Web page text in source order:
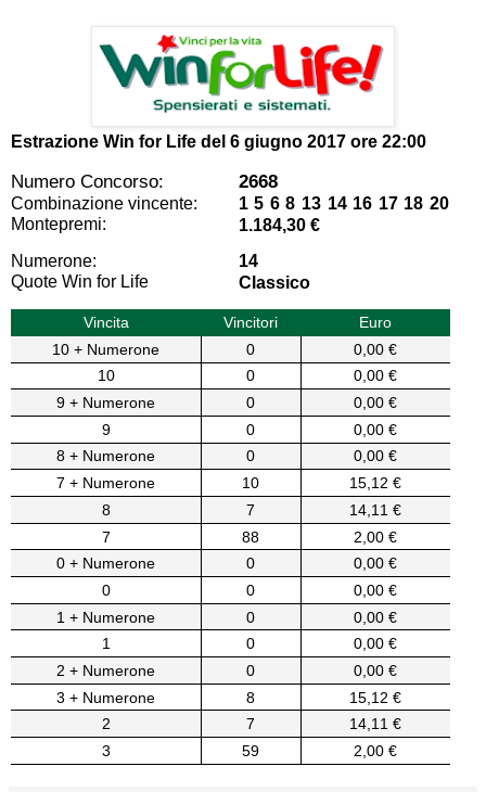
Estrazione Win for Life del 6 giugno 2017 ore 22:00
Numero Concorso: 2668
Combinazione vincente:
1 5 6 8 13 14 16 17 18 20
Montepremi:
1.184,30 €
Numerone:
14
Quote Win for Life
Classico
Vincita Vincitori
Euro
10 + Numerone
0
0,00 €
10
0
0,00 €
9 + Numerone
0
0,00 €
9
0
0,00 €
8 + Numerone
0
0,00 €
7 + Numerone
10
15,12 €
8
7
14,11 €
7
88
2,00 €
0 + Numerone
0
0,00 €
0
0
0,00 €
1 + Numerone
0
0,00 €
1
0
0,00 €
2 + Numerone
0
0,00 €
3 + Numerone
8
15,12 €
2
7
14,11 €
3
59 2,00 €